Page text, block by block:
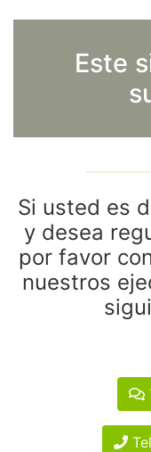
Este
Si usted es
y desea
por favor
nuestros